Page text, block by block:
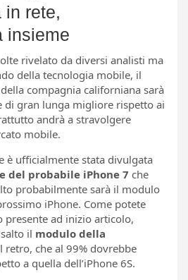
in rete,
insieme
rivelato da diversi analisti ma
della tecnologia mobile, il
compagnia californiana sarà
di gran lunga migliore rispetto ai
andrà a stravolgere
mobile.
è ufficialmente stata divulgata
del probabile iPhone 7 che
probabilmente sarà il modulo
iPhone. Come potete
presente ad inizio articolo,
il modulo della
retro, che al 99% dovrebbe
a quella dell’iPhone 6S.